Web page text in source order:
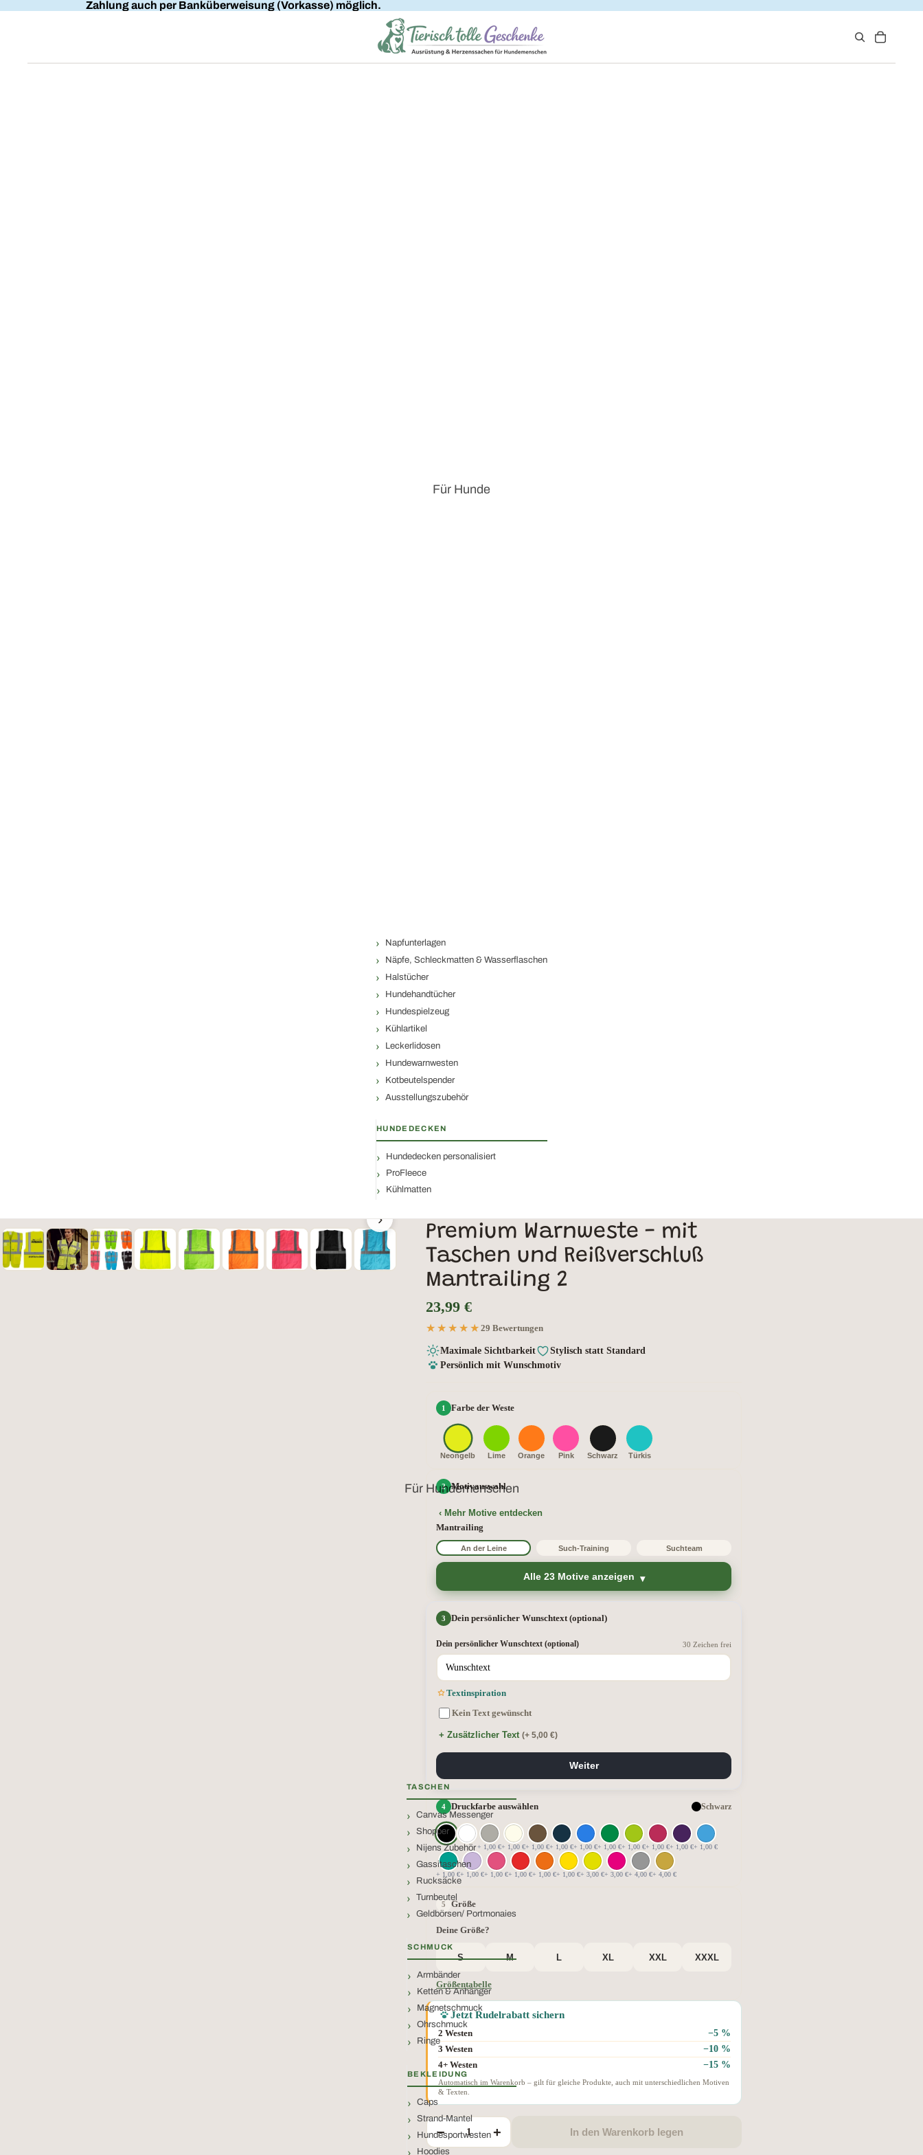
Zahlung auch per Banküberweisung (Vorkasse) möglich.
Für Hunde
Napfunterlagen
Näpfe, Schleckmatten & Wasserflaschen
Halstücher
Hundehandtücher
Hundespielzeug
Kühlartikel
Leckerlidosen
Hundewarnwesten
Kotbeutelspender
Ausstellungszubehör
HUNDEDECKEN
Hundedecken personalisiert
ProFleece
Kühlmatten
Für Hundemenschen
TASCHEN
Canvas Messenger
Shopper
Nijens Zubehör
Gassitaschen
Rucksäcke
Turnbeutel
Geldbörsen/ Portmonaies
SCHMUCK
Armbänder
Ketten & Anhänger
Magnetschmuck
Ohrschmuck
Ringe
BEKLEIDUNG
Caps
Strand-Mantel
Hundesportwesten
Hoodies
Wunschtext ›
Premium Warnweste - mit
Taschen und Reißverschluß
Mantrailing 2
23,99 €
★★★★★
★★★★★ 29 Bewertungen
Maximale Sichtbarkeit
Stylisch statt Standard
Persönlich mit Wunschmotiv
Farbe der Weste
Neongelb Lime Orange Pink Schwarz Türkis
Motivauswahl
‹ Mehr Motive entdecken
Mantrailing
An der Leine Such-Training Suchteam
Alle 23 Motive anzeigen
Dein persönlicher Wunschtext (optional)
Dein persönlicher Wunschtext (optional) 30 Zeichen frei
Textinspiration
Kein Text gewünscht
+ Zusätzlicher Text (+ 5,00 €)
Weiter
Druckfarbe auswählen Schwarz
+ 1,00 €+ 1,00 €+ 1,00 €+ 1,00 €+ 1,00 €+ 1,00 €+ 1,00 €+ 1,00 €+ 1,00 €+ 1,00 €
+ 1,00 €+ 1,00 €+ 1,00 €+ 1,00 €+ 1,00 €+ 1,00 €+ 3,00 €+ 3,00 €+ 4,00 €+ 4,00 €
Größe
Deine Größe?
S M L XL XXL XXXL
Größentabelle
Jetzt Rudelrabatt sichern
2 Westen −5 %
3 Westen −10 %
4+ Westen −15 %
Automatisch im Warenkorb – gilt für gleiche Produkte, auch mit unterschiedlichen Motiven
& Texten.
− + In den Warenkorb legen